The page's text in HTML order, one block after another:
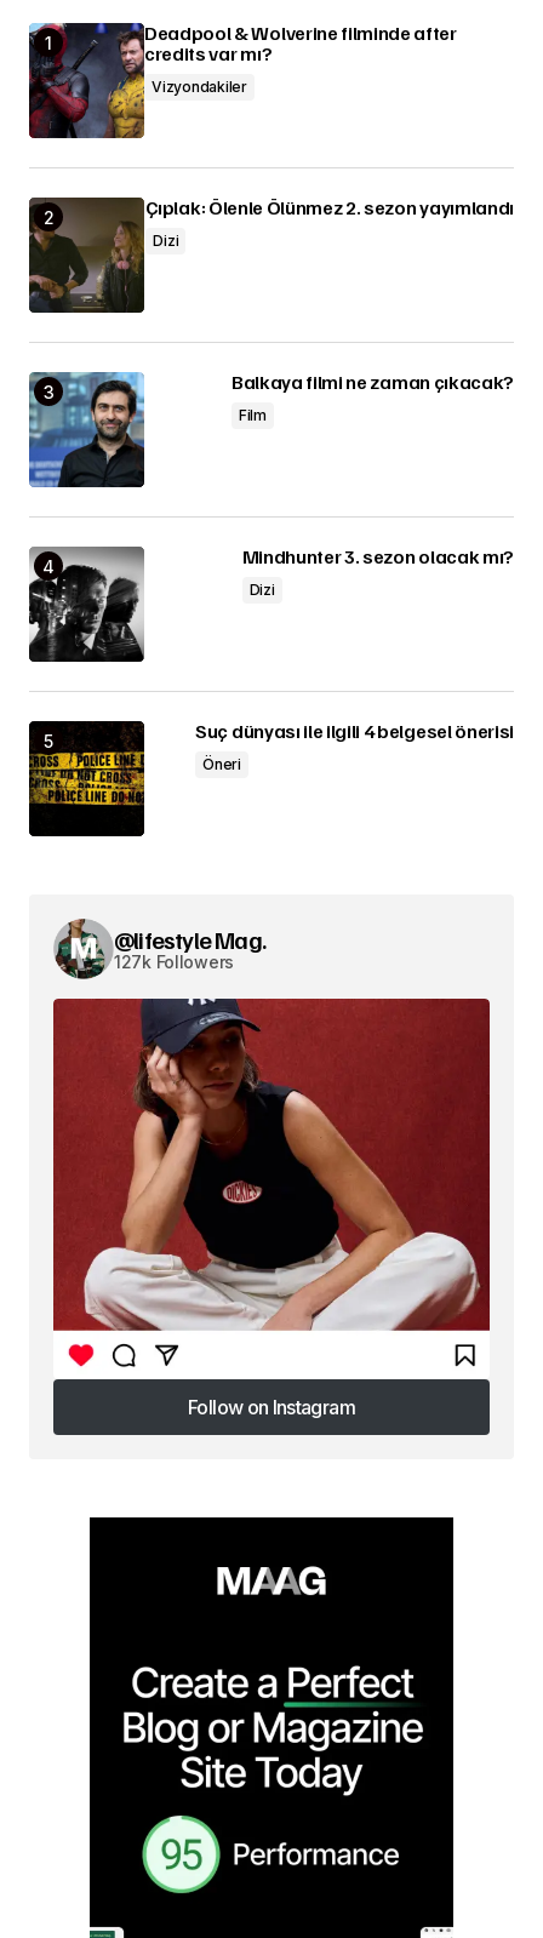
Deadpool & Wolverine filminde after
credits var mı?
Vizyondakiler
Çıplak: Ölenle Ölünmez 2. sezon yayımlandı
Dizi
Balkaya filmi ne zaman çıkacak?
Film
Mindhunter 3. sezon olacak mı?
Dizi
Suç dünyası ile ilgili 4 belgesel önerisi
Öneri
@lifestyle Mag.
127k Followers
Follow on Instagram
Follow on Instagram